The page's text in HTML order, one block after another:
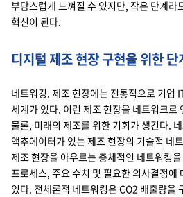
부담스럽게 느껴질 수 있지만, 작은 단계라
혁신이 된다.
디지털 제조 현장 구현을 위한
네트워킹. 제조 현장에는 전통적으로 기업
세계가 있다. 이런 제조 현장을 네트워크로
물론, 미래의 제조를 위한 기회가 생긴다.
액추에이터가 있는 제조 현장의 기술적 네
제조 현장을 아우르는 총체적인 네트워킹
프로세스, 주요 수치 및 필요한 의사결정에
있다. 전체론적 네트워킹은 CO2 배출량을